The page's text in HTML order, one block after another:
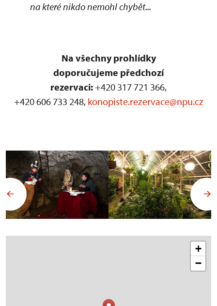
na které nikdo nemohl chybět...
Na všechny prohlídky
doporučujeme předchozí
rezervaci:+420 317 721 366,
+420 606 733 248, konopiste.rezervace@npu.cz
+
−